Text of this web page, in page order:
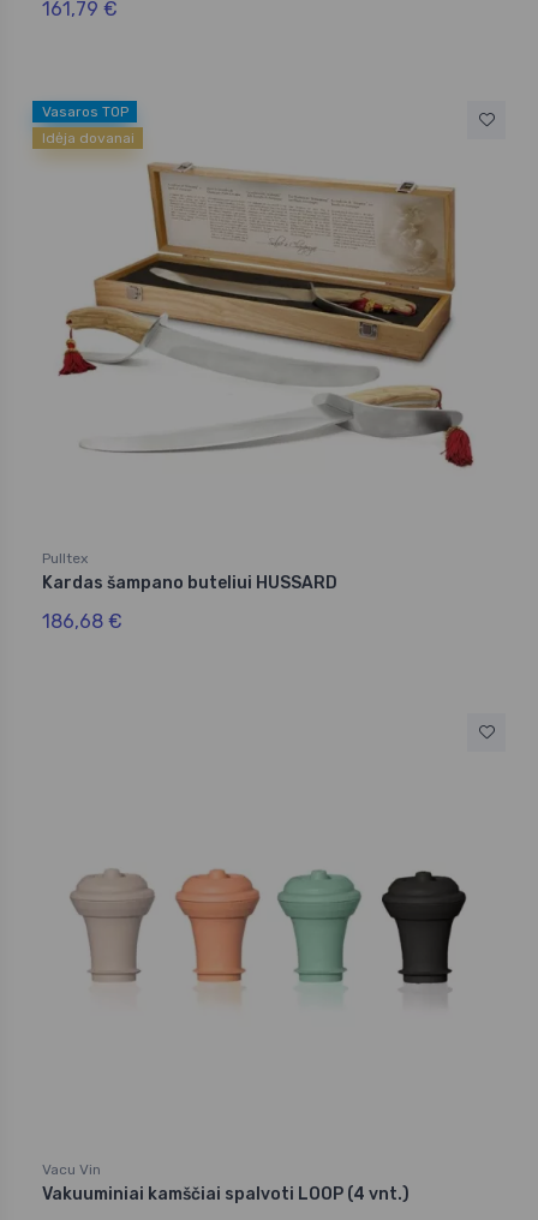
161,79 €
Vasaros TOP
Idėja dovanai
Pulltex
Kardas šampano buteliui HUSSARD
186,68 €
Vacu Vin
Vakuuminiai kamščiai spalvoti LOOP (4 vnt.)